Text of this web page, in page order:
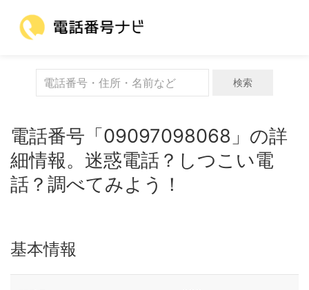
検索
電話番号「09097098068」の詳
細情報。迷惑電話？しつこい電
話？調べてみよう！
基本情報